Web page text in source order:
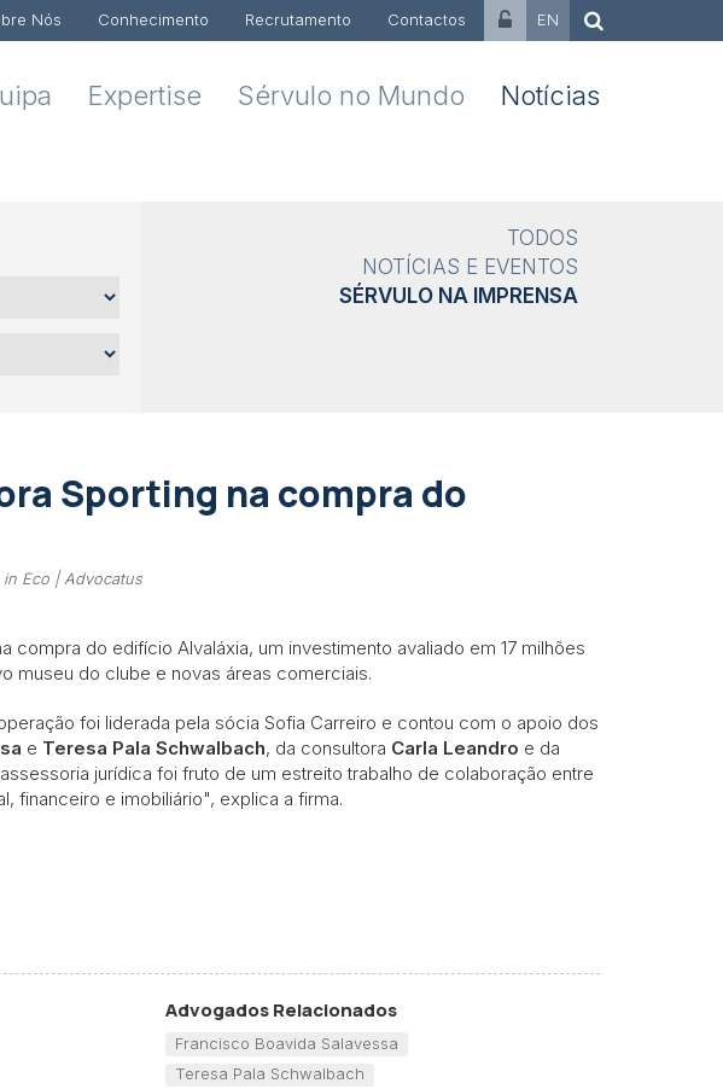
Nós Conhecimento Recrutamento Contactos EN
Expertise Sérvulo no Mundo Notícias
TODOS
NOTÍCIAS E EVENTOS
SÉRVULO NA IMPRENSA
Sporting na compra do
in Eco | Advocatus
compra do edifício Alvaláxia, um investimento avaliado em 17 milhões
museu do clube e novas áreas comerciais.
foi liderada pela sócia Sofia Carreiro e contou com o apoio dos
e Teresa Pala Schwalbach, da consultora Carla Leandro e da
jurídica foi fruto de um estreito trabalho de colaboração entre
financeiro e imobiliário", explica a firma.
Advogados Relacionados
Francisco Boavida Salavessa
Teresa Pala Schwalbach